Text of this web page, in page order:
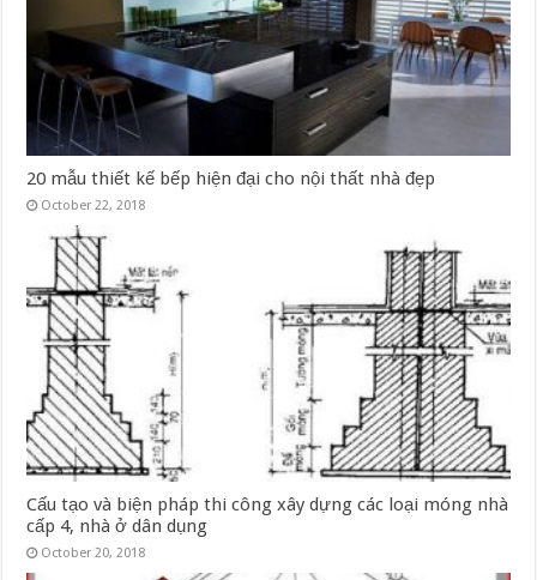
20 mẫu thiết kế bếp hiện đại cho nội thất nhà đẹp
October 22, 2018
Cấu tạo và biện pháp thi công xây dựng các loại móng nhà
cấp 4, nhà ở dân dụng
October 20, 2018